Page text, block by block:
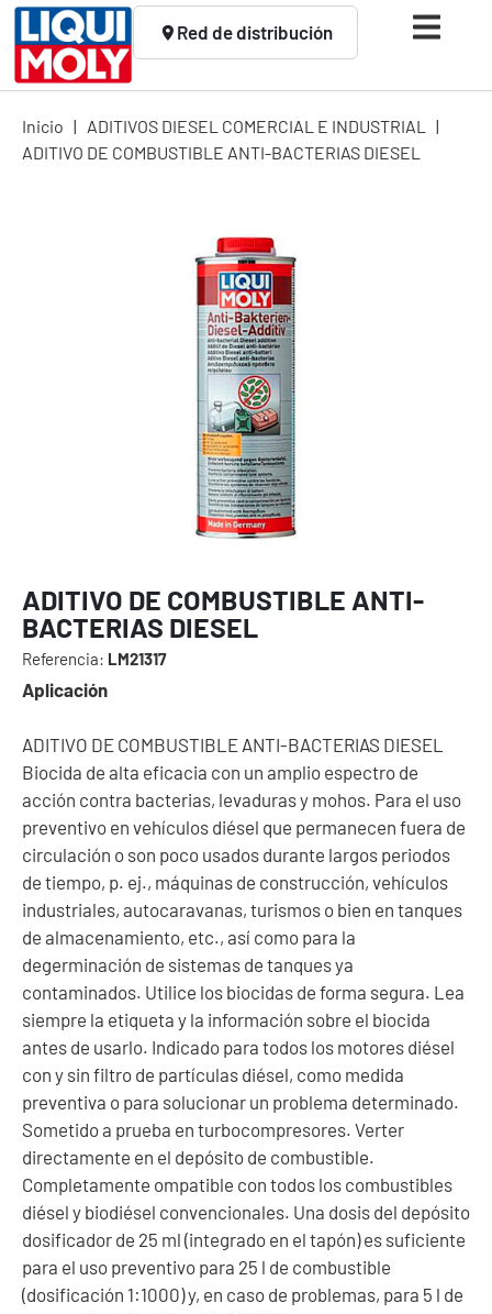
Red de distribución
Inicio | ADITIVOS DIESEL COMERCIAL E INDUSTRIAL
|
ADITIVO DE COMBUSTIBLE ANTI-BACTERIAS DIESEL
ADITIVO DE COMBUSTIBLE ANTI-
BACTERIAS DIESEL
Referencia: LM21317
Aplicación
ADITIVO DE COMBUSTIBLE ANTI-BACTERIAS DIESEL
Biocida de alta eficacia con un amplio espectro de
acción contra bacterias, levaduras y mohos. Para el uso
preventivo en vehículos diésel que permanecen fuera de
circulación o son poco usados durante largos periodos
de tiempo, p. ej., máquinas de construcción, vehículos
industriales, autocaravanas, turismos o bien en tanques
de almacenamiento, etc., así como para la
degerminación de sistemas de tanques ya
contaminados. Utilice los biocidas de forma segura. Lea
siempre la etiqueta y la información sobre el biocida
antes de usarlo. Indicado para todos los motores diésel
con y sin filtro de partículas diésel, como medida
preventiva o para solucionar un problema determinado.
Sometido a prueba en turbocompresores. Verter
directamente en el depósito de combustible.
Completamente ompatible con todos los combustibles
diésel y biodiésel convencionales. Una dosis del depósito
dosificador de 25 ml (integrado en el tapón) es suficiente
para el uso preventivo para 25 l de combustible
(dosificación 1:1000) y, en caso de problemas, para 5 l de